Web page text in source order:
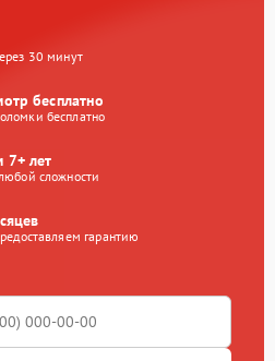
30 минут
бесплатно
бесплатно
7+ лет
сложности
гарантию